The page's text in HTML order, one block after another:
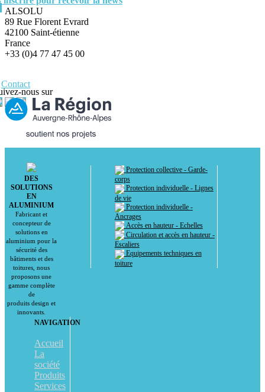
ALSOLU
89 Rue Florent Evrard
42100 Saint-étienne
France
+33 (0)4 77 47 45 00
Contact
nous sur
DES
SOLUTIONS
EN
ALUMINIUM
Fabricant et
concepteur de
solutions en
aluminium pour la
sécurité des
bâtiments et des
toitures, nous
proposons une
gamme complète
de
produits design et
innovants.
Protection collective - Garde-
corps
Protection individuelle - Lignes
de vie
Protection individuelle -
Ancrages
Accès en hauteur - Echelles
Circulation et accès en hauteur -
Escaliers
Equipements techniques en
toiture
NAVIGATION
Accueil
La
société
Produits
Services